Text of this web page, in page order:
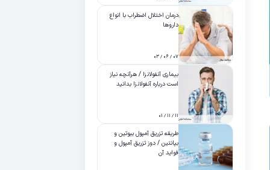
درمان اختلال اضطراب با انواع
داروها
۰۷ / ۰۶ / ۰۳
بیماری آنفولانزا / هرآنچه نیاز
است درباره آنفولانزا بدانید
۱۱ / ۱۱ / ۰۱
طریقه تزریق آمپول بیوتین و
بپانتین / دوز تزریق آمپول و
فواید آن